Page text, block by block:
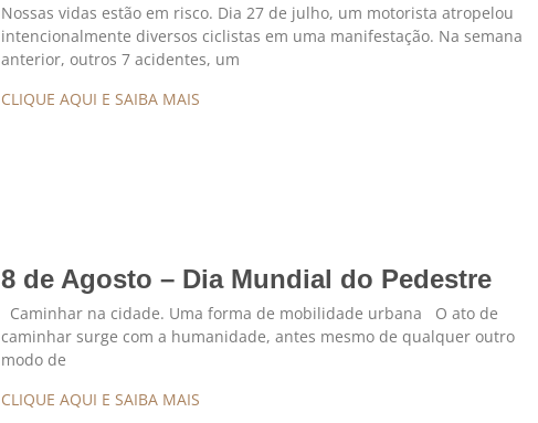
Nossas vidas estão em risco. Dia 27 de julho, um motorista atropelou
intencionalmente diversos ciclistas em uma manifestação. Na semana
anterior, outros 7 acidentes, um
CLIQUE AQUI E SAIBA MAIS
8 de Agosto – Dia Mundial do Pedestre
Caminhar na cidade. Uma forma de mobilidade urbana O ato de
caminhar surge com a humanidade, antes mesmo de qualquer outro
modo de
CLIQUE AQUI E SAIBA MAIS